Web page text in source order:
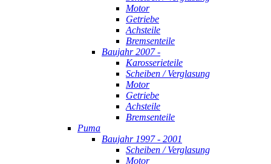
Motor
Getriebe
Achsteile
Bremsenteile
Baujahr 2007 -
Karosserieteile
Scheiben / Verglasung
Motor
Getriebe
Achsteile
Bremsenteile
Puma
Baujahr 1997 - 2001
Scheiben / Verglasung
Motor